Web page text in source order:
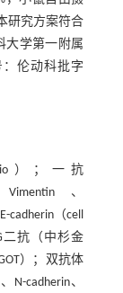
研究方案符合
大学第一附属
伦动科批字
）；一抗
、
cadherin（cell
二抗（中杉金
）；双抗体
N-cadherin、